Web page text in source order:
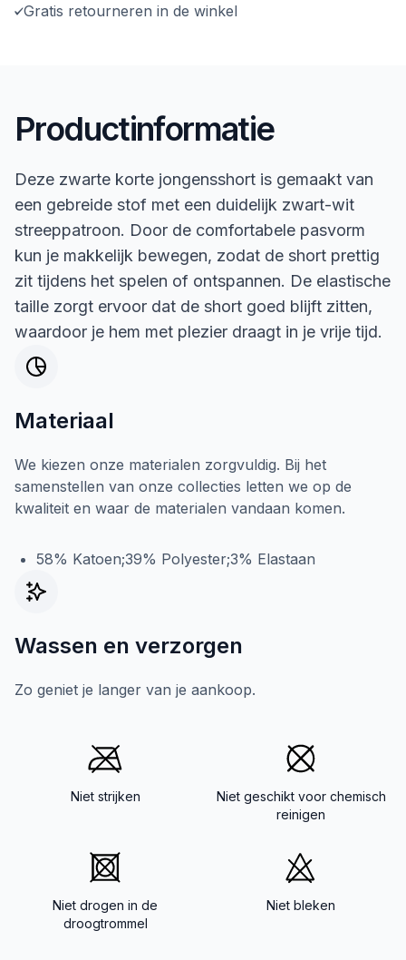
Gratis retourneren in de winkel
Productinformatie
Deze zwarte korte jongensshort is gemaakt van
een gebreide stof met een duidelijk zwart-wit
streeppatroon. Door de comfortabele pasvorm
kun je makkelijk bewegen, zodat de short prettig
zit tijdens het spelen of ontspannen. De elastische
taille zorgt ervoor dat de short goed blijft zitten,
waardoor je hem met plezier draagt in je vrije tijd.
Materiaal
We kiezen onze materialen zorgvuldig. Bij het
samenstellen van onze collecties letten we op de
kwaliteit en waar de materialen vandaan komen.
58% Katoen;39% Polyester;3% Elastaan
Wassen en verzorgen
Zo geniet je langer van je aankoop.
Niet strijken
Niet geschikt voor chemisch
reinigen
Niet drogen in de
droogtrommel
Niet bleken